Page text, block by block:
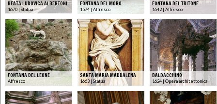
BEATA LUDOVICA ALBERTONI
1670 | Statua
FONTANA DEL MORO
1574 | Affresco
FONTANA DEL TRITONE
1642 | Affresco
FONTANA DEL LEONE
Affresco
SANTA MARIA MADDALENA
1663 | Statua
BALDACCHINO
1624 | Opera architettonica